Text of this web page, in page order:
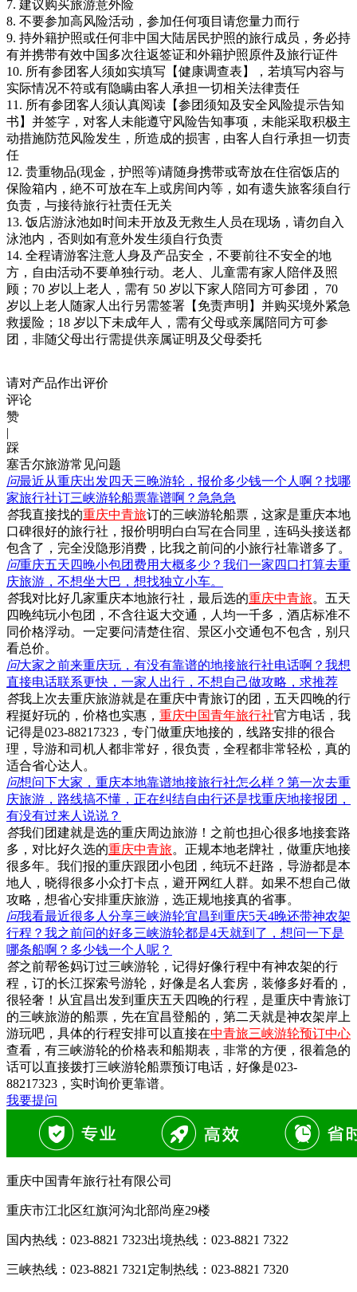
7. 建议购买旅游意外险
8. 不要参加高风险活动，参加任何项目请您量力而行
9. 持外籍护照或任何非中国大陆居民护照的旅行成员，务必持
有并携带有效中国多次往返签证和外籍护照原件及旅行证件
10. 所有参团客人须如实填写【健康调查表】，若填写内容与
实际情况不符或有隐瞒由客人承担一切相关法律责任
11. 所有参团客人须认真阅读【参团须知及安全风险提示告知
书】并签字，对客人未能遵守风险告知事项，未能采取积极主
动措施防范风险发生，所造成的损害，由客人自行承担一切责
任
12. 贵重物品(现金，护照等)请随身携带或寄放在住宿饭店的
保险箱内，絶不可放在车上或房间内等，如有遗失旅客须自行
负责，与接待旅行社责任无关
13. 饭店游泳池如时间未开放及无救生人员在现场，请勿自入
泳池内，否则如有意外发生须自行负责
14. 全程请游客注意人身及产品安全，不要前往不安全的地
方，自由活动不要单独行动。老人、儿童需有家人陪伴及照
顾；70 岁以上老人，需有 50 岁以下家人陪同方可参团， 70
岁以上老人随家人出行另需签署【免责声明】并购买境外紧急
救援险；18 岁以下未成年人，需有父母或亲属陪同方可参
团，非随父母出行需提供亲属证明及父母委托
请对产品作出评价
评论
赞
|
踩
塞舌尔旅游常见问题
问最近从重庆出发四天三晚游轮，报价多少钱一个人啊？找哪
家旅行社订三峡游轮船票靠谱啊？急急急
答我直接找的重庆中青旅订的三峡游轮船票，这家是重庆本地
口碑很好的旅行社，报价明明白白写在合同里，连码头接送都
包含了，完全没隐形消费，比我之前问的小旅行社靠谱多了。
问重庆五天四晚小包团费用大概多少？我们一家四口打算去重
庆旅游，不想坐大巴，想找独立小车。
答我对比好几家重庆本地旅行社，最后选的重庆中青旅。五天
四晚纯玩小包团，不含往返大交通，人均一千多，酒店标准不
同价格浮动。一定要问清楚住宿、景区小交通包不包含，别只
看总价。
问大家之前来重庆玩，有没有靠谱的地接旅行社电话啊？我想
直接电话联系更快，一家人出行，不想自己做攻略，求推荐
答我上次去重庆旅游就是在重庆中青旅订的团，五天四晚的行
程挺好玩的，价格也实惠， 重庆中国青年旅行社官方电话，我
记得是023-88217323，专门做重庆地接的，线路安排的很合
理，导游和司机人都非常好，很负责，全程都非常轻松，真的
适合省心达人。
问想问下大家，重庆本地靠谱地接旅行社怎么样？第一次去重
庆旅游，路线搞不懂，正在纠结自由行还是找重庆地接报团，
有没有过来人说说？
答我们团建就是选的重庆周边旅游！之前也担心很多地接套路
多，对比好久选的重庆中青旅。正规本地老牌社，做重庆地接
很多年。我们报的重庆跟团小包团，纯玩不赶路，导游都是本
地人，晓得很多小众打卡点，避开网红人群。如果不想自己做
攻略，想省心安排重庆旅游，选正规地接真的省事。
问我看最近很多人分享三峡游轮宜昌到重庆5天4晚还带神农架
行程？我之前问的好多三峡游轮都是4天就到了，想问一下是
哪条船啊？多少钱一个人呢？
答之前帮爸妈订过三峡游轮，记得好像行程中有神农架的行
程，订的长江探索号游轮，好像是名人套房，装修多好看的，
很轻奢！从宜昌出发到重庆五天四晚的行程，是重庆中青旅订
的三峡旅游的船票，先在宜昌登船的，第二天就是神农架岸上
游玩吧，具体的行程安排可以直接在中青旅三峡游轮预订中心
查看，有三峡游轮的价格表和船期表，非常的方便，很着急的
话可以直接拨打三峡游轮船票预订电话，好像是023-
88217323，实时询价更靠谱。
我要提问
重庆中国青年旅行社有限公司
重庆市江北区红旗河沟北部尚座29楼
国内热线： 023-8821 7323出境热线： 023-8821 7322
三峡热线： 023-8821 7321 定制热线： 023-8821 7320